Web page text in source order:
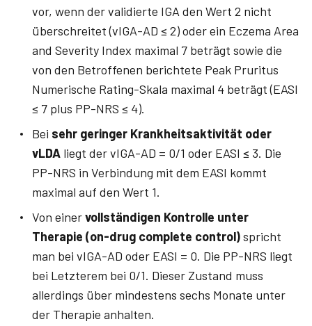
vor, wenn der validierte IGA den Wert 2 nicht
überschreitet (vIGA-AD ≤ 2) oder ein Eczema Area
and Severity Index maximal 7 beträgt sowie die
von den Betroffenen berichtete Peak Pruritus
Numerische Rating-Skala maximal 4 beträgt (EASI
≤ 7 plus PP-NRS ≤ 4).
Bei sehr geringer Krankheitsaktivität oder
vLDA liegt der vIGA-AD = 0/1 oder EASI ≤ 3. Die
PP-NRS in Verbindung mit dem EASI kommt
maximal auf den Wert 1.
Von einervollständigen Kontrolle unter
Therapie (on-drug complete control)spricht
man bei vIGA-AD oder EASI = 0. Die PP-NRS liegt
bei Letzterem bei 0/1. Dieser Zustand muss
allerdings über mindestens sechs Monate unter
der Therapie anhalten.